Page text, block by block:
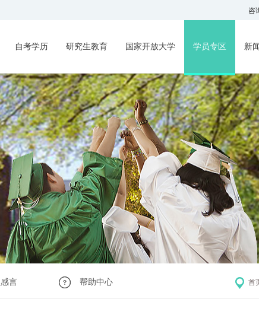
咨
自考学历 研究生教育 国家开放大学 学员专区 新
言 帮助中心 首